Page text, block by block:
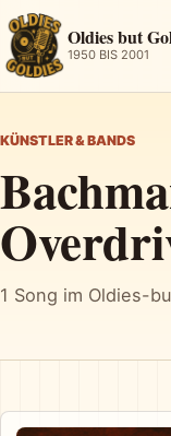
Oldies but
1950 BIS 2001
KÜNSTLER & BANDS
1 Song im Oldies-